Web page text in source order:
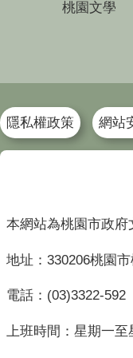
桃園文學
隱私權政策 網站
本網站為桃園市政府
地址：330206桃園
電話：(03)3322-592
上班時間：星期一至